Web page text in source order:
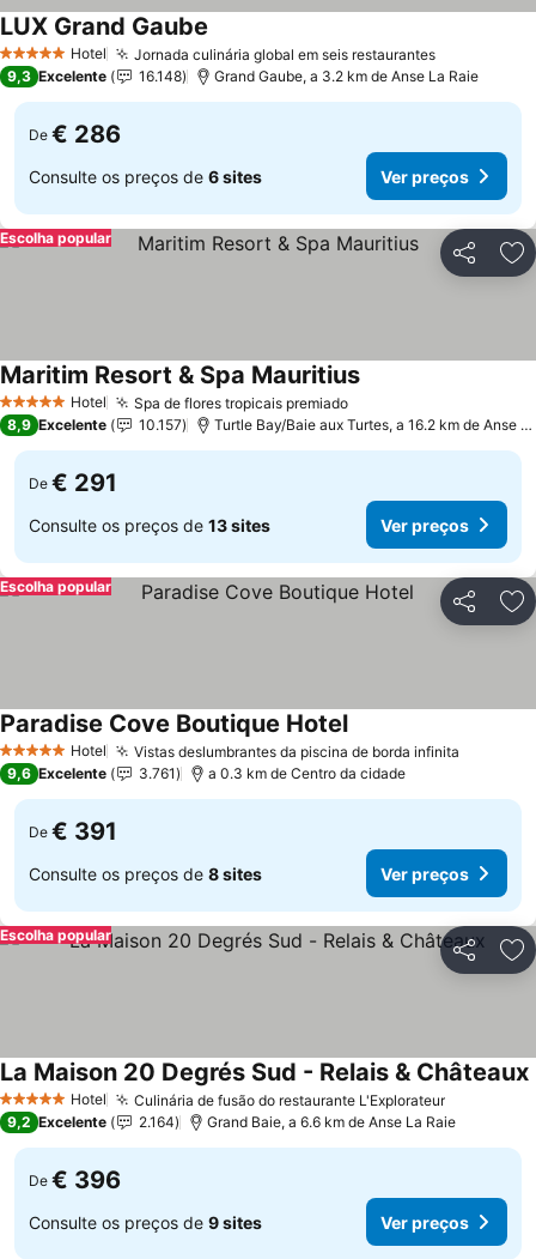
5 Estrelas Hotel Jornada culinária global em seis restaurantesVer preços
LUX Grand Gaube
9,3 Excelente 16.148 Grand Gaube, a 3.2 km de Anse La Raie
De € 286
Consulte os preços de 6 sites Ver preços
Partilhar
Escolha popular
5 Estrelas Hotel Spa de flores tropicais premiadoVer preços
Maritim Resort & Spa MauritiusVer preços
8,9 Excelente 10.157 Turtle Bay/Baie aux Turtes, a 16.2 km de Anse
De € 291
Consulte os preços de 13 sites Ver preços
Partilhar
Escolha popular
5 Estrelas Hotel Vistas deslumbrantes da piscina de borda infinita
Paradise Cove Boutique HotelVer preços
9,6 Excelente 3.761 a 0.3 km de Centro da cidade
De € 391
Consulte os preços de 8 sites Ver preços
Partilhar
Escolha popular
5 Estrelas Hotel Culinária de fusão do restaurante L'ExplorateurVer
La Maison 20 Degrés Sud - Relais & Châteaux
9,2 Excelente 2.164 Grand Baie, a 6.6 km de Anse La Raie
De € 396
Consulte os preços de 9 sites Ver preços